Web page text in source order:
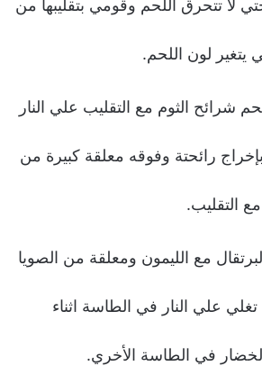
حتي لا تتحرق اللحم وقومي بتقليبها من
يتغير لون اللحم.
شرائح الثوم مع التقليب علي النار
بإخراج رائحتة وفوقه معلقة كبيرة من
مع التقليب.
مع الليمون ومعلقة من الصويا
علي النار في الطاسة اثناء
في الطاسة الأخري.